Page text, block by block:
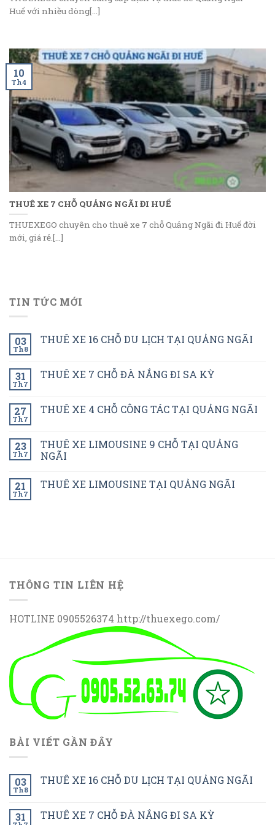
Huế với nhiều dòng[...]
THUÊ XE 7 CHỖ QUẢNG NGÃI ĐI HUẾ
THUEXEGO chuyên cho thuê xe 7 chỗ Quảng Ngãi đi Huế đời
mới, giá rẻ.[...]
10
Th4
TIN TỨC MỚI
03
Th8
THUÊ XE 16 CHỖ DU LỊCH TẠI QUẢNG NGÃI
31
Th7
THUÊ XE 7 CHỖ ĐÀ NẮNG ĐI SA KỲ
27
Th7
THUÊ XE 4 CHỖ CÔNG TÁC TẠI QUẢNG NGÃI
23
Th7
THUÊ XE LIMOUSINE 9 CHỖ TẠI QUẢNG
NGÃI
21
Th7
THUÊ XE LIMOUSINE TẠI QUẢNG NGÃI
THÔNG TIN LIÊN HỆ
HOTLINE 0905526374 http://thuexego.com/
BÀI VIẾT GẦN ĐÂY
03
Th8
THUÊ XE 16 CHỖ DU LỊCH TẠI QUẢNG NGÃI
31 THUÊ XE 7 CHỖ ĐÀ NẮNG ĐI SA KỲ